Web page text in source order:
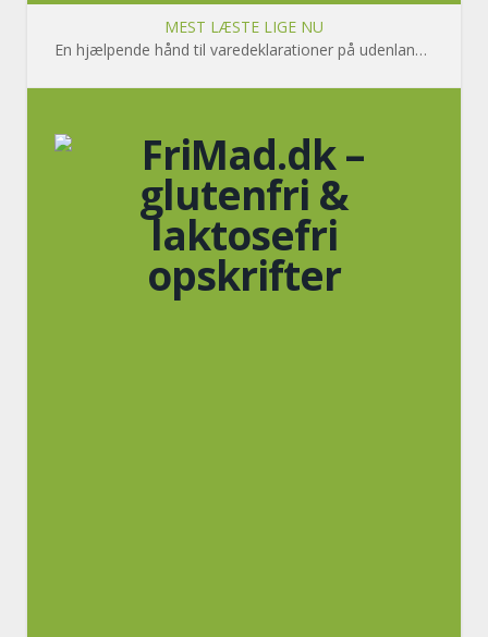
MEST LÆSTE LIGE NU
En hjælpende hånd til varedeklarationer på udenlandsk